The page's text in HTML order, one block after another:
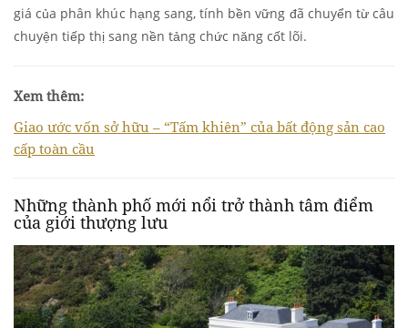
giá của phân khúc hạng sang, tính bền vững đã chuyển từ câu
chuyện tiếp thị sang nền tảng chức năng cốt lõi.
Xem thêm:
Giao ước vốn sở hữu – “Tấm khiên” của bất động sản cao
cấp toàn cầu
Những thành phố mới nổi trở thành tâm điểm
của giới thượng lưu